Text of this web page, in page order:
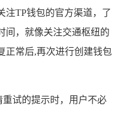
注TP钱包的官方渠道，了
间，就像关注交通枢纽的
正常后,再次进行创建钱包
试的提示时，用户不必